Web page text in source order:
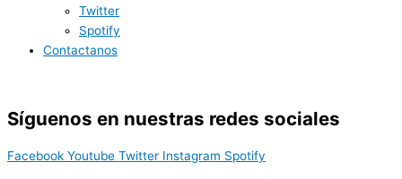
Twitter
Spotify
Contactanos
Síguenos en nuestras redes sociales
Facebook Youtube Twitter Instagram Spotify